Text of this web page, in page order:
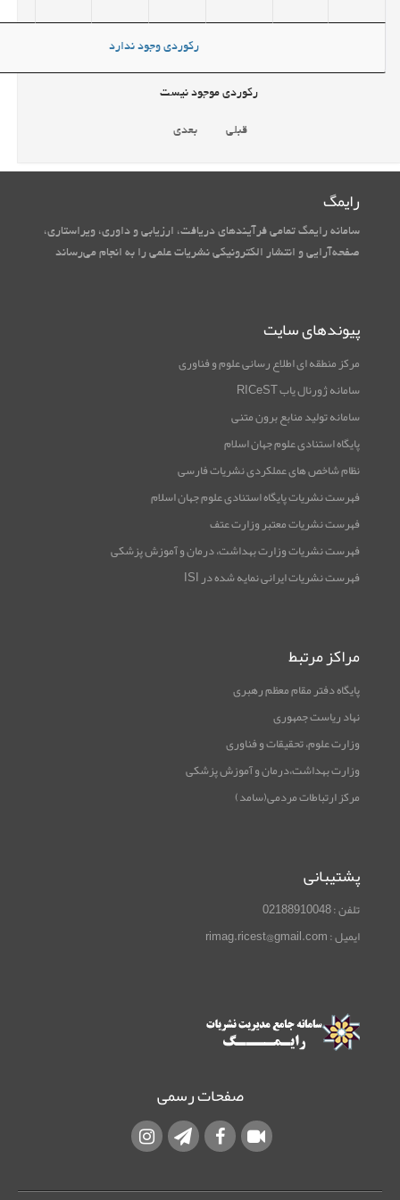
رکوردی وجود ندارد
رکوردی موجود نیست
قبلی بعدی
رایمگ
سامانه رایمگ تمامی فرآیندهای دریافت، ارزیابی و داوری، ویراستاری،
صفحه‌آرایی و انتشار الکترونیکی نشریات علمی را به انجام می‌رساند
پیوندهای سایت
مرکز منطقه ای اطلاع رسانی علوم و فناوری
سامانه ژورنال یاب RICeST
سامانه تولید منابع برون متنی
پایگاه استنادی علوم جهان اسلام
نظام شاخص های عملکردی نشریات فارسی
فهرست نشریات پایگاه استنادی علوم جهان اسلام
فهرست نشریات معتبر وزارت عتف
فهرست نشریات وزارت بهداشت، درمان و آموزش پزشکی
فهرست نشریات ایرانی نمایه شده در ISI
مراکز مرتبط
پایگاه دفتر مقام معظم رهبری
نهاد ریاست جمهوری
وزارت علوم، تحقیقات و فناوری
وزارت بهداشت،درمان و آموزش پزشکی
مرکز ارتباطات مردمی(سامد)
پشتیبانی
تلفن : 02188910048
ایمیل : rimag.ricest@gmail.com
صفحات رسمی